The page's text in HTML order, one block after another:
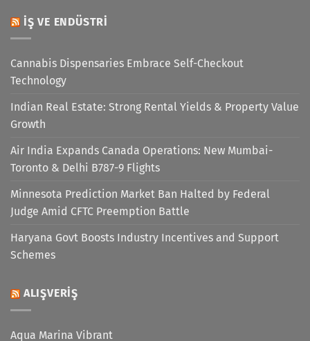
İŞ VE ENDÜSTRI
Cannabis Dispensaries Embrace Self-Checkout
Technology
Indian Real Estate: Strong Rental Yields & Property Value
Growth
Air India Expands Canada Operations: New Mumbai-
Toronto & Delhi B787-9 Flights
Minnesota Prediction Market Ban Halted by Federal
Judge Amid CFTC Preemption Battle
Haryana Govt Boosts Industry Incentives and Support
Schemes
ALIŞVERIŞ
Aqua Marina Vibrant